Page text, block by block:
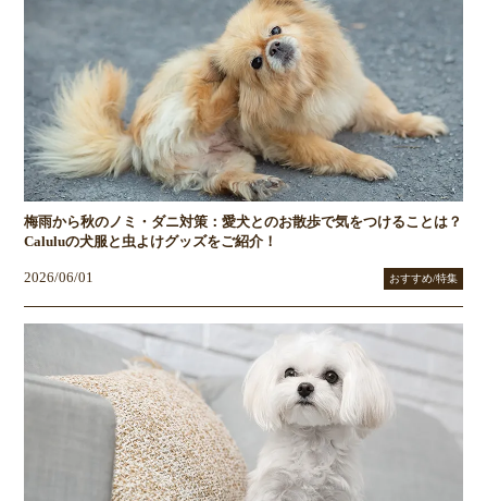
梅雨から秋のノミ・ダニ対策：愛犬とのお散歩で気をつけることは？
Caluluの犬服と虫よけグッズをご紹介！
2026/06/01 おすすめ/特集